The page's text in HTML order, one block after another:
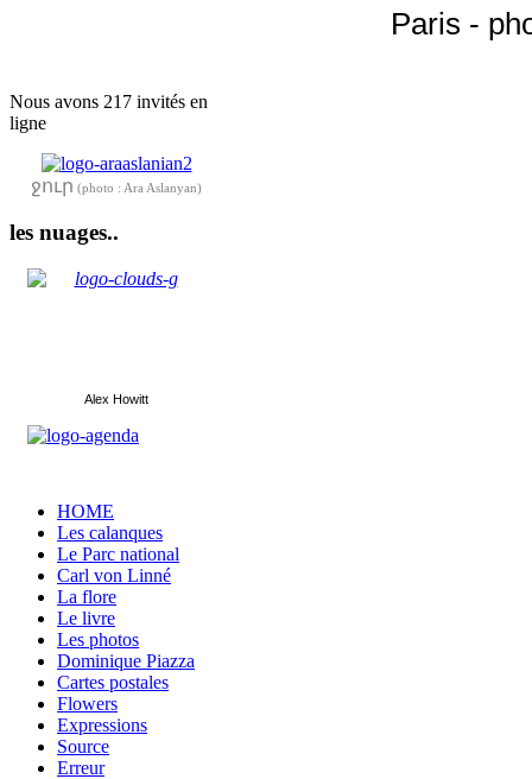
Paris -
Nous avons 217 invités en
ligne
ջուր (photo : Ara Aslanyan)
les nuages..
Alex Howitt
HOME
Les calanques
Le Parc national
Carl von Linné
La flore
Le livre
Les photos
Dominique Piazza
Cartes postales
Flowers
Expressions
Source
Erreur